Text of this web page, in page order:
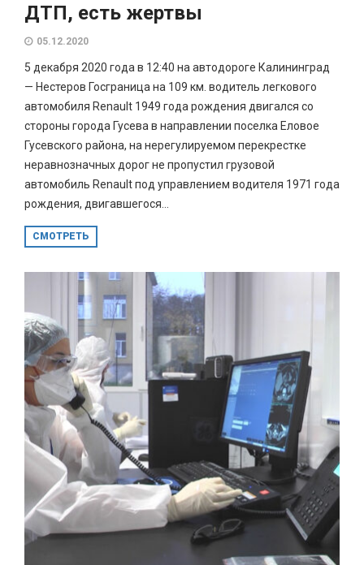
ДТП, есть жертвы
05.12.2020
5 декабря 2020 года в 12:40 на автодороге Калининград
— Нестеров Госграница на 109 км. водитель легкового
автомобиля Renault 1949 года рождения двигался со
стороны города Гусева в направлении поселка Еловое
Гусевского района, на нерегулируемом перекрестке
неравнозначных дорог не пропустил грузовой
автомобиль Renault под управлением водителя 1971 года
рождения, двигавшегося...
СМОТРЕТЬ